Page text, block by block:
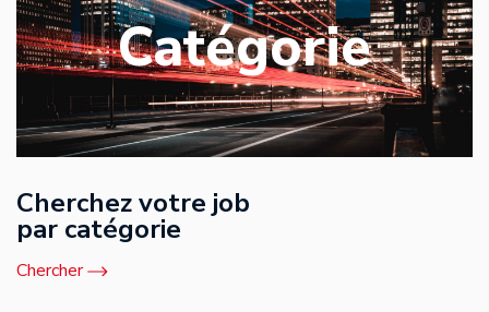
Catégorie
Cherchez votre job
par catégorie
Chercher